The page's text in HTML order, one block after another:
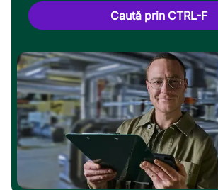
Caută prin CTRL-F